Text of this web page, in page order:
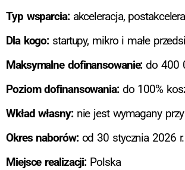
Typ wsparcia:akceleracja,
Dla kogo:startupy, mikro i małe
Maksymalne dofinansowanie:do 400
Poziom dofinansowania:do 100%
Wkład własny:nie jest wymagany
Okres naborów:od 30 stycznia 2026 r.
Miejsce realizacji:Polska